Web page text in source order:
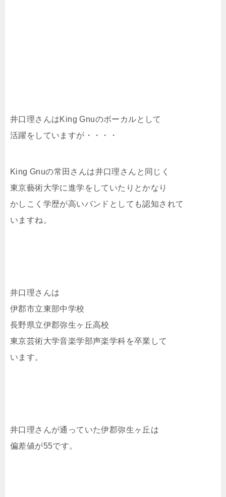
井口理さんはKing Gnuのボーカルとして
活躍をしていますが・・・・
King Gnuの常田さんは井口理さんと同じく
東京藝術大学に進学をしていたりとかなり
かしこく学歴が高いバンドとしても認知されて
いますね。
井口理さんは
伊郡市立東部中学校
長野県立伊郡弥生ヶ丘高校
東京芸術大学音楽学部声楽学科を卒業して
います。
井口理さんが通っていた伊郡弥生ヶ丘は
偏差値が55です。